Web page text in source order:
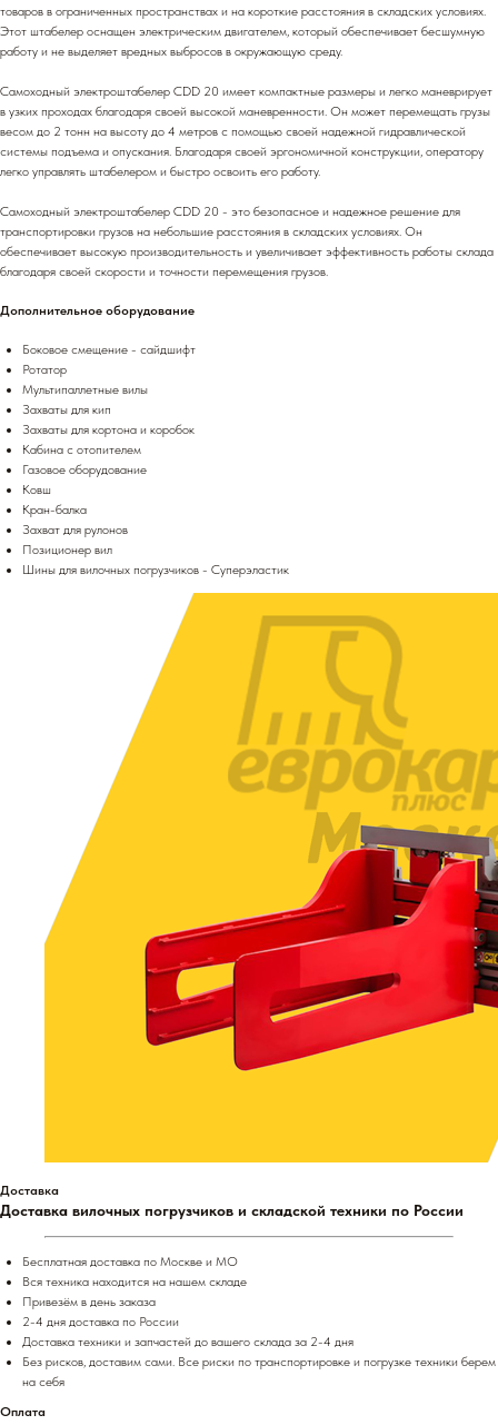
товаров в ограниченных пространствах и на короткие расстояния в складских условиях.
Этот штабелер оснащен электрическим двигателем, который обеспечивает бесшумную
работу и не выделяет вредных выбросов в окружающую среду.
Самоходный электроштабелер CDD 20 имеет компактные размеры и легко маневрирует
в узких проходах благодаря своей высокой маневренности. Он может перемещать грузы
весом до 2 тонн на высоту до 4 метров с помощью своей надежной гидравлической
системы подъема и опускания. Благодаря своей эргономичной конструкции, оператору
легко управлять штабелером и быстро освоить его работу.
Самоходный электроштабелер CDD 20 - это безопасное и надежное решение для
транспортировки грузов на небольшие расстояния в складских условиях. Он
обеспечивает высокую производительность и увеличивает эффективность работы склада
благодаря своей скорости и точности перемещения грузов.
Дополнительное оборудование
Боковое смещение - сайдшифт
Ротатор
Мультипаллетные вилы
Захваты для кип
Захваты для кортона и коробок
Кабина с отопителем
Газовое оборудование
Ковш
Кран-балка
Захват для рулонов
Позиционер вил
Шины для вилочных погрузчиков - Суперэластик
Доставка
Доставка вилочных погрузчиков и складской техники по России
Бесплатная доставка по Москве и МО
Вся техника находится на нашем складе
Привезём в день заказа
2-4 дня доставка по России
Доставка техники и запчастей до вашего склада за 2-4 дня
Без рисков, доставим сами. Все риски по транспортировке и погрузке техники берем
на себя
Оплата